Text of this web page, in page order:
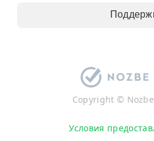
Copyright ©
Условия